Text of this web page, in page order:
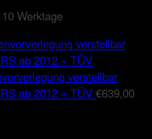
10 Werktage
verstellbar
ab 2012 + TÜV€639,00